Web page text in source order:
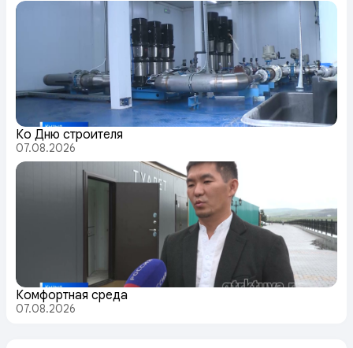
Ко Дню строителя
07.08.2026
Комфортная среда
07.08.2026